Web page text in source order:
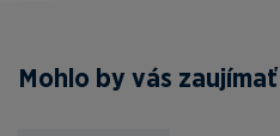
Mohlo by vás zaujímať